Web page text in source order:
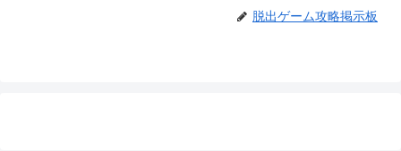
脱出ゲーム攻略掲示板